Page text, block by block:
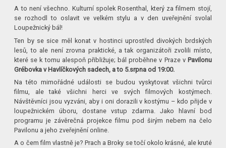
A to není všechno. Kulturní spolek Rosenthal, který za filmem stojí,
se rozhodl to oslavit ve velkém stylu a v den uveřejnění svolal
Loupežnický bál!
Ten by se sice měl konat v hostinci uprostřed divokých brdských
lesů, to ale není zrovna praktické, a tak organizátoři zvolili místo,
které se k tomu alespoň přibližuje; bál proběhne v Praze v Pavilonu
Grébovka v Havlíčkových sadech, a to 5.srpna od 19:00.
Na této mimořádné události se budou vyskytovat všichni tvůrci
filmu, ale také všichni herci ve svých filmových kostýmech.
Návštěvníci jsou vyzváni, aby i oni dorazili v kostýmu – kdo přijde v
loupežnickém úboru, dostane vstup zdarma. Jako hlavní bod
programu je závěrečná projekce filmu pod širým nebem na čelo
Pavilonu a jeho zveřejnění online.
A o čem film vlastně je? Prach a Broky se točí okolo krásné, ale kruté